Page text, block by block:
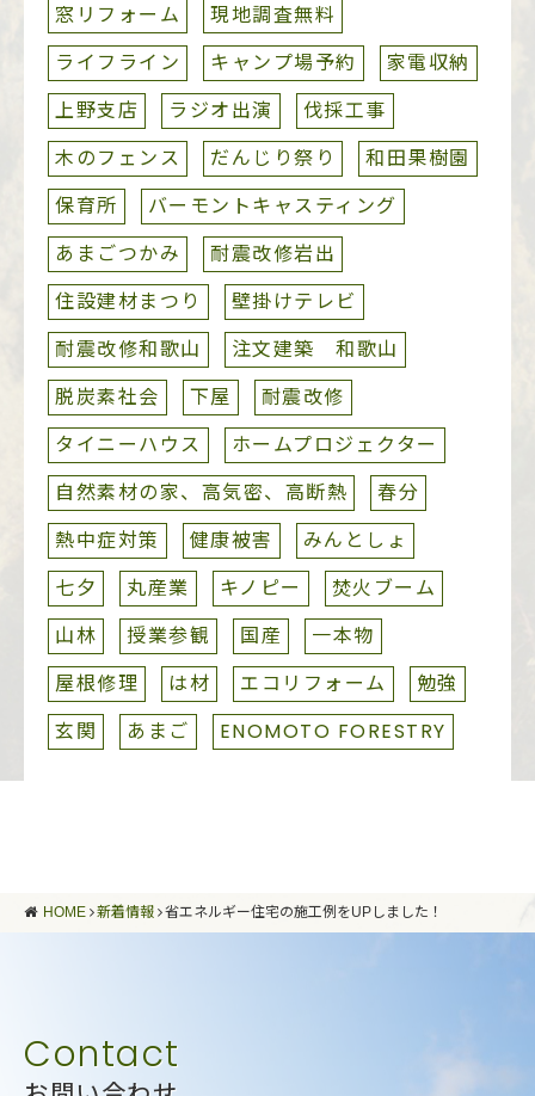
窓リフォーム
現地調査無料
ライフライン
キャンプ場予約
家電収納
上野支店
ラジオ出演
伐採工事
木のフェンス
だんじり祭り
和田果樹園
保育所
バーモントキャスティング
あまごつかみ
耐震改修岩出
住設建材まつり
壁掛けテレビ
耐震改修和歌山
注文建築 和歌山
脱炭素社会
下屋
耐震改修
タイニーハウス
ホームプロジェクター
自然素材の家、高気密、高断熱
春分
熱中症対策
健康被害
みんとしょ
七夕
丸産業 キノピー
焚火ブーム
山林
授業参観 国産
一本物
屋根修理
は材 エコリフォーム
勉強
玄関
あまご ENOMOTO FORESTRY
HOME 新着情報 省エネルギー住宅の施工例をUPしました！